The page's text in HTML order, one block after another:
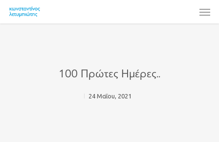
main
100 Πρώτες Ημέρες..
24 Μαΐου, 2021